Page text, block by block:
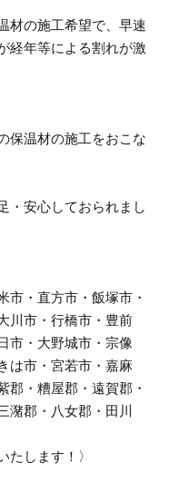
材の施工希望で、早速
経年等による割れが激
保温材の施工をおこな
・安心しておられまし
市・直方市・飯塚市・
川市・行橋市・豊前
市・大野城市・宗像
は市・宮若市・嘉麻
郡・糟屋郡・遠賀郡・
潴郡・八女郡・田川
たします！〉